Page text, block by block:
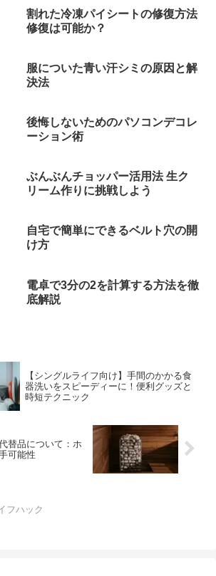
割れた冷凍パイシートの修復方法
修復は可能か？
服についた青い汗シミの原因と解
決法
後悔しないためのパソコンデコレ
ーション術
ぶんぶんチョッパー活用法 生ク
リーム作りに挑戦しよう
自宅で簡単にできるベルト穴の開
け方
電卓で3分の2を計算する方法を徹
底解説
【シングルライフ向け】手間のかかる食
器洗いをスピーディーに！便利グッズと
時短テクニック
替品について：ホ
可能性
フハック